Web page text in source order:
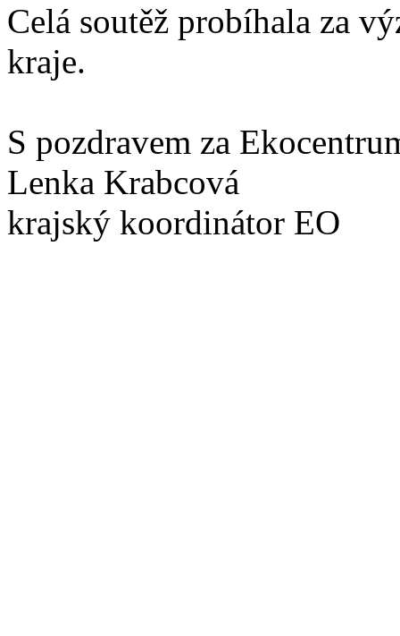
Celá soutěž probíhala za
kraje.
S pozdravem za
Lenka Krabcová
krajský koordinátor EO